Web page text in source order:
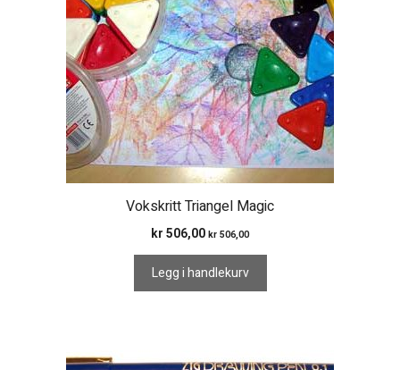
Vokskritt Triangel Magic
kr 506,00 kr 506,00
Legg i handlekurv